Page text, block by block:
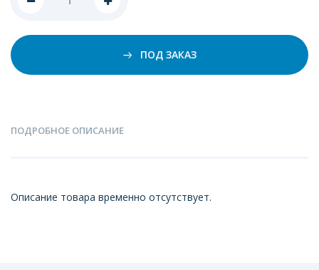
ПОД ЗАКАЗ
ПОДРОБНОЕ ОПИСАНИЕ
Описание товара временно отсутствует.